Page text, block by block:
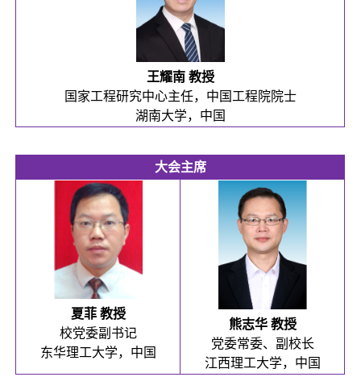
王耀南 教授
国家工程研究中心主任，中国工程院院士
湖南大学，中国
大会主席
夏菲 教授
校党委副书记
东华理工大学，中国
熊志华 教授
党委常委、副校长
江西理工大学，中国